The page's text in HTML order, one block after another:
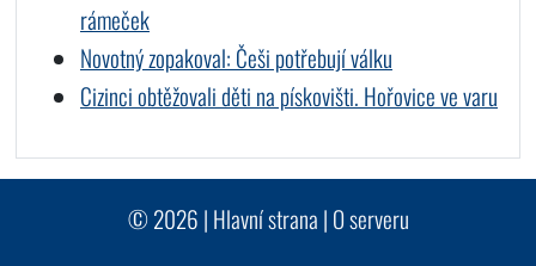
rámeček
Novotný zopakoval: Češi potřebují válku
Cizinci obtěžovali děti na pískovišti. Hořovice ve varu
© 2026 | Hlavní strana | O serveru